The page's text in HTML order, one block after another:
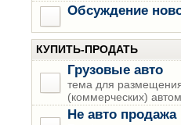
Обсуждение
КУПИТЬ-ПРОДАТЬ
Грузовые авто
тема для
(коммерческих)
Не авто продажа